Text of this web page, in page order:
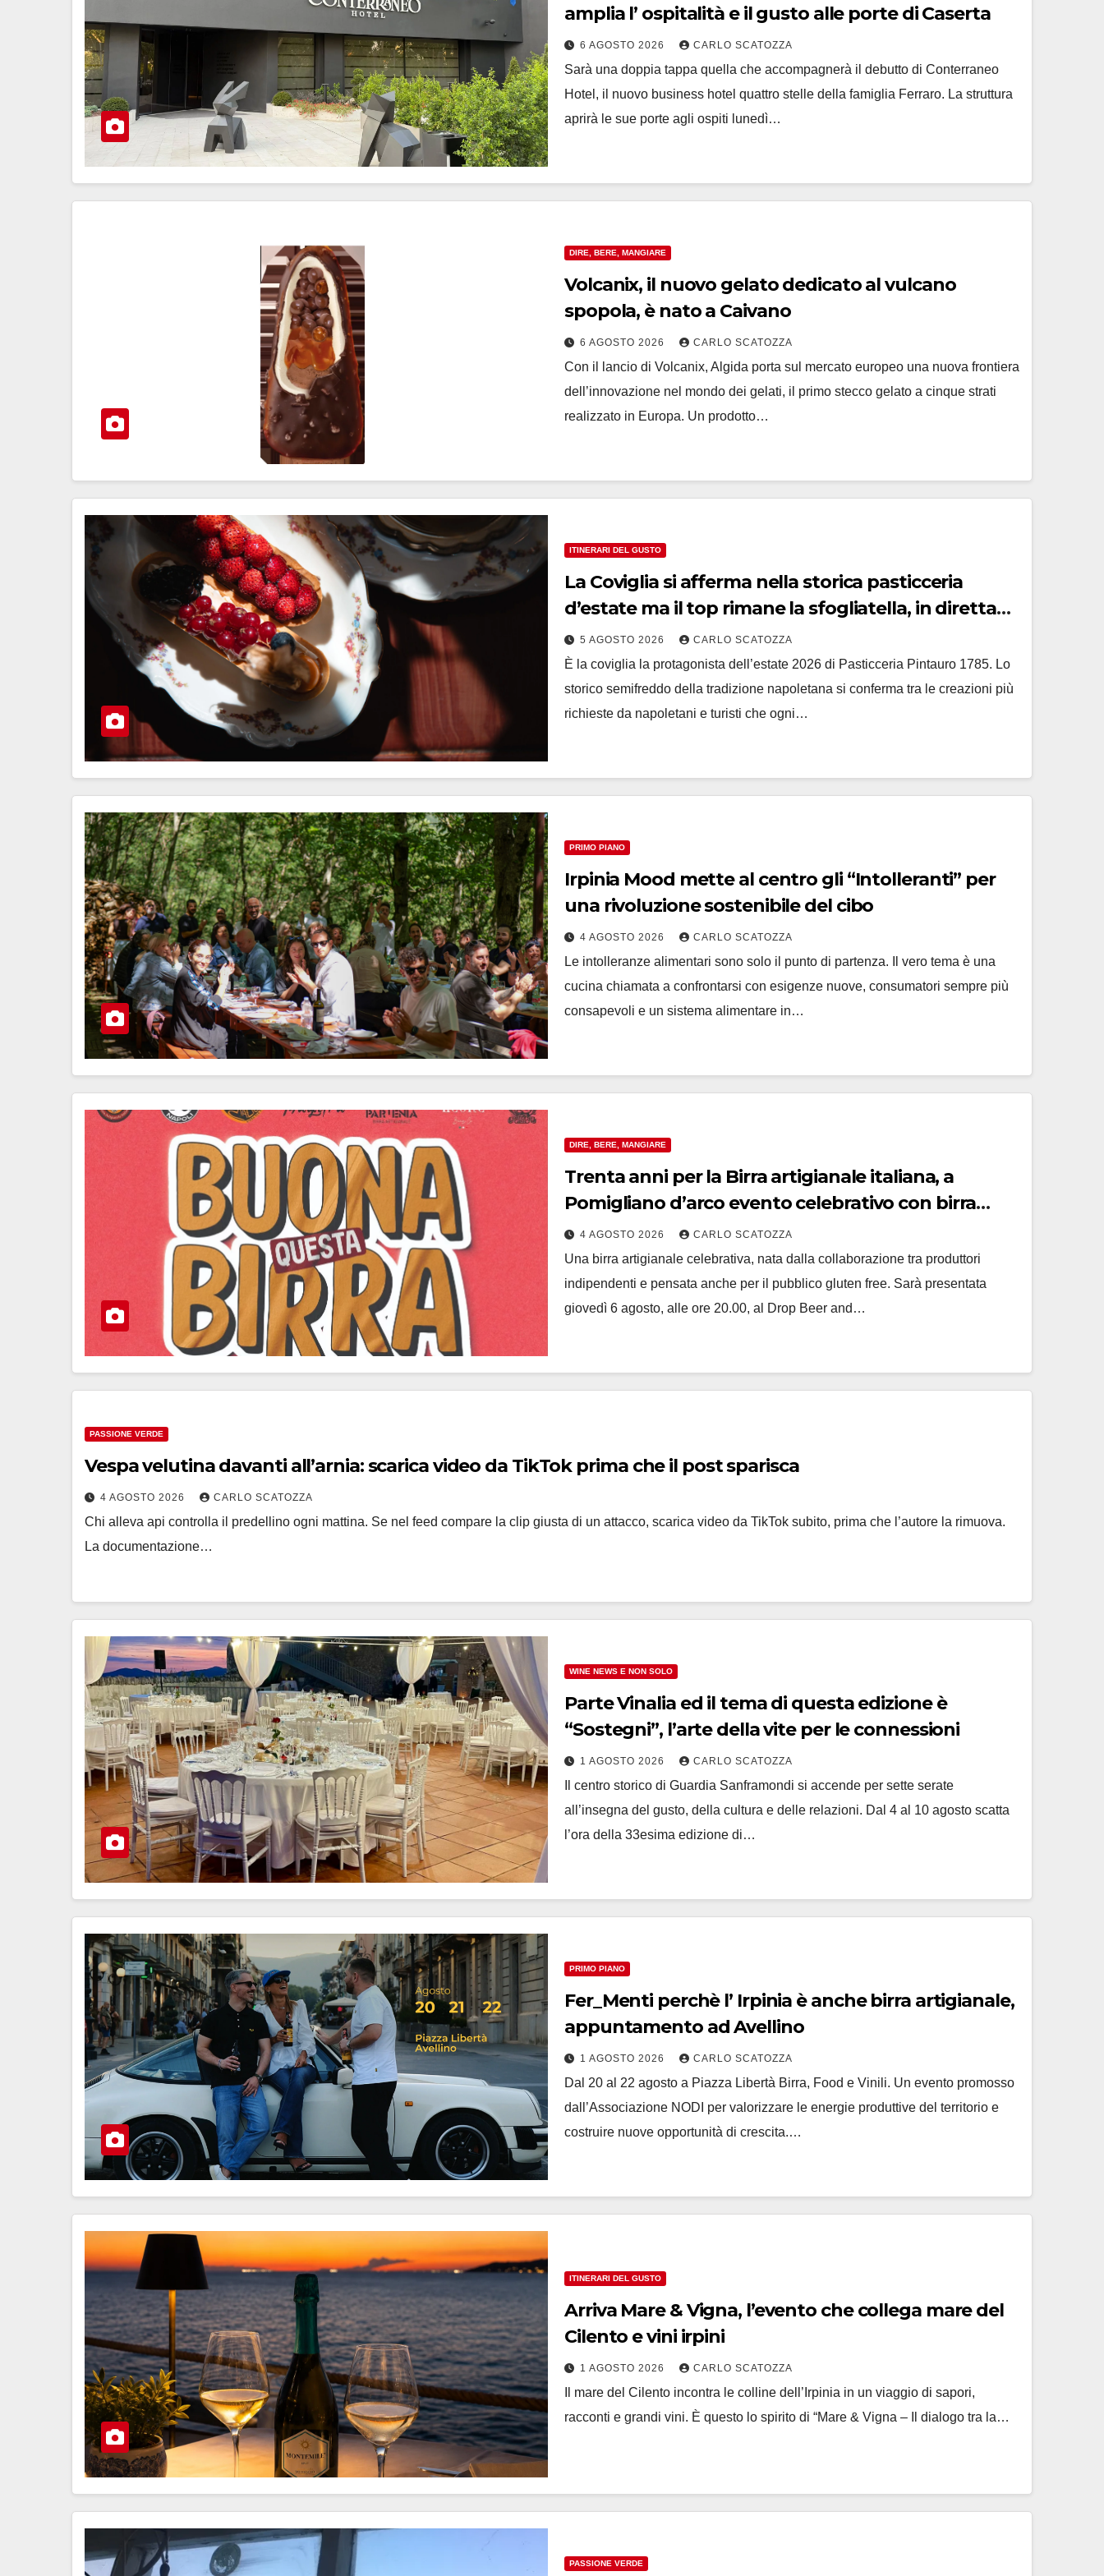
amplia l’ ospitalità e il gusto alle porte di Caserta
6 AGOSTO 2026 CARLO SCATOZZA
Sarà una doppia tappa quella che accompagnerà il debutto di Conterraneo
Hotel, il nuovo business hotel quattro stelle della famiglia Ferraro. La struttura
aprirà le sue porte agli ospiti lunedì…
DIRE, BERE, MANGIARE
Volcanix, il nuovo gelato dedicato al vulcano
spopola, è nato a Caivano
6 AGOSTO 2026 CARLO SCATOZZA
Con il lancio di Volcanix, Algida porta sul mercato europeo una nuova frontiera
dell’innovazione nel mondo dei gelati, il primo stecco gelato a cinque strati
realizzato in Europa. Un prodotto…
ITINERARI DEL GUSTO
La Coviglia si afferma nella storica pasticceria
d’estate ma il top rimane la sfogliatella, in diretta
da Pintauro
5 AGOSTO 2026 CARLO SCATOZZA
È la coviglia la protagonista dell’estate 2026 di Pasticceria Pintauro 1785. Lo
storico semifreddo della tradizione napoletana si conferma tra le creazioni più
richieste da napoletani e turisti che ogni…
PRIMO PIANO
Irpinia Mood mette al centro gli “Intolleranti” per
una rivoluzione sostenibile del cibo
4 AGOSTO 2026 CARLO SCATOZZA
Le intolleranze alimentari sono solo il punto di partenza. Il vero tema è una
cucina chiamata a confrontarsi con esigenze nuove, consumatori sempre più
consapevoli e un sistema alimentare in…
DIRE, BERE, MANGIARE
Trenta anni per la Birra artigianale italiana, a
Pomigliano d’arco evento celebrativo con birra
speciale
4 AGOSTO 2026 CARLO SCATOZZA
Una birra artigianale celebrativa, nata dalla collaborazione tra produttori
indipendenti e pensata anche per il pubblico gluten free. Sarà presentata
giovedì 6 agosto, alle ore 20.00, al Drop Beer and…
PASSIONE VERDE
Vespa velutina davanti all’arnia: scarica video da TikTok prima che il post sparisca
4 AGOSTO 2026 CARLO SCATOZZA
Chi alleva api controlla il predellino ogni mattina. Se nel feed compare la clip giusta di un attacco, scarica video da TikTok subito, prima che l’autore la rimuova.
La documentazione…
WINE NEWS E NON SOLO
Parte Vinalia ed il tema di questa edizione è
“Sostegni”, l’arte della vite per le connessioni
1 AGOSTO 2026 CARLO SCATOZZA
Il centro storico di Guardia Sanframondi si accende per sette serate
all’insegna del gusto, della cultura e delle relazioni. Dal 4 al 10 agosto scatta
l’ora della 33esima edizione di…
PRIMO PIANO
Fer_Menti perchè l’ Irpinia è anche birra artigianale,
appuntamento ad Avellino
1 AGOSTO 2026 CARLO SCATOZZA
Dal 20 al 22 agosto a Piazza Libertà Birra, Food e Vinili. Un evento promosso
dall’Associazione NODI per valorizzare le energie produttive del territorio e
costruire nuove opportunità di crescita.…
ITINERARI DEL GUSTO
Arriva Mare & Vigna, l’evento che collega mare del
Cilento e vini irpini
1 AGOSTO 2026 CARLO SCATOZZA
Il mare del Cilento incontra le colline dell’Irpinia in un viaggio di sapori,
racconti e grandi vini. È questo lo spirito di “Mare & Vigna – Il dialogo tra la…
PASSIONE VERDE